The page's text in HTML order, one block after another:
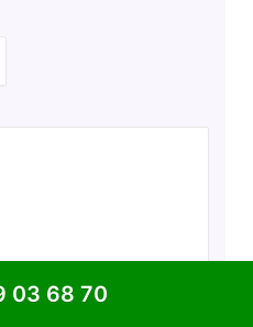
03 68 70